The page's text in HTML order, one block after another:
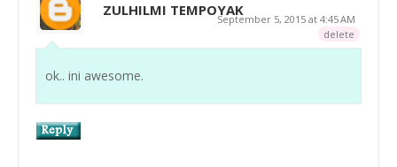
ZULHILMI TEMPOYAK
September 5, 2015 at 4:45 AM
delete
ok.. ini awesome.